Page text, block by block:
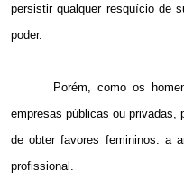
persistir qualquer resquício de
poder.
Porém, como os
empresas públicas ou privadas,
de obter favores femininos: a
profissional.